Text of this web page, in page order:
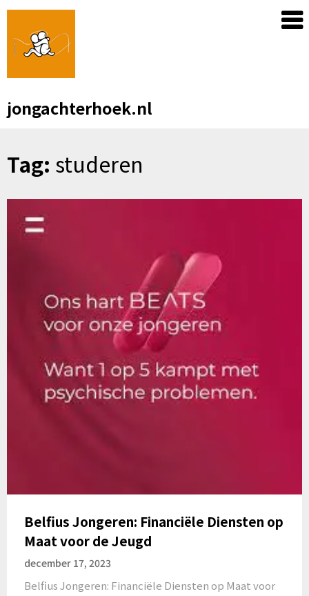
Skip
content
jongachterhoek.nl
Tag: studeren
Belfius Jongeren: Financiële Diensten op
Maat voor de Jeugd
december 17, 2023
Belfius Jongeren: Financiële Diensten op Maat voor